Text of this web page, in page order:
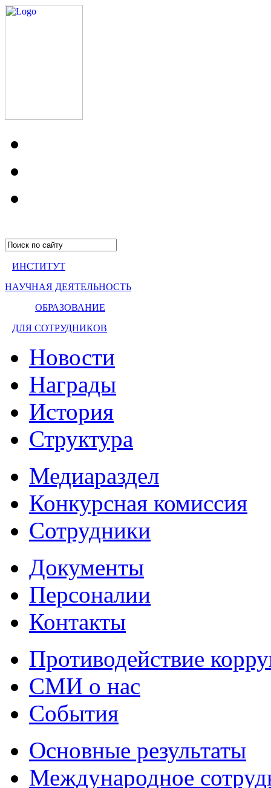
ИНСТИТУТ
НАУЧНАЯ ДЕЯТЕЛЬНОСТЬ
ОБРАЗОВАНИЕ
ДЛЯ СОТРУДНИКОВ
Новости
Награды
История
Структура
Медиараздел
Конкурсная комиссия
Сотрудники
Документы
Персоналии
Контакты
Противодействие
СМИ о нас
События
Основные результаты
Международное